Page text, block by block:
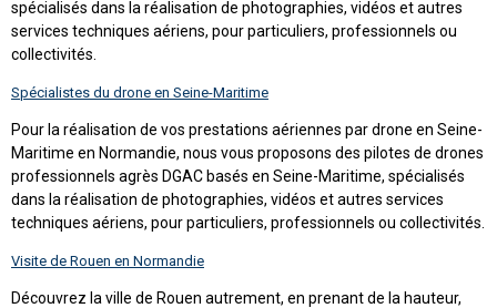
spécialisés dans la réalisation de photographies, vidéos et autres
services techniques aériens, pour particuliers, professionnels ou
collectivités.
Spécialistes du drone en Seine-Maritime
Pour la réalisation de vos prestations aériennes par drone en Seine-
Maritime en Normandie, nous vous proposons des pilotes de drones
professionnels agrès DGAC basés en Seine-Maritime, spécialisés
dans la réalisation de photographies, vidéos et autres services
techniques aériens, pour particuliers, professionnels ou collectivités.
Visite de Rouen en Normandie
Découvrez la ville de Rouen autrement, en prenant de la hauteur,